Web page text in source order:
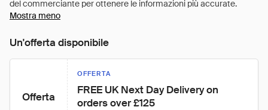
Mostra meno
Un'offerta disponibile
Offerta
OFFERTA
FREE UK Next Day Delivery on
orders over £125